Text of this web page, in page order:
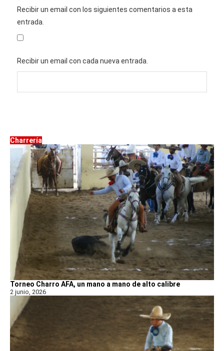
Recibir un email con los siguientes comentarios a esta
entrada.
Recibir un email con cada nueva entrada.
Charrería
Torneo Charro AFA, un mano a mano de alto calibre
2 junio, 2026